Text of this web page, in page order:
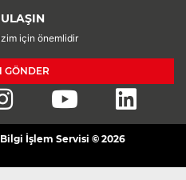
için önemlidir
GÖNDER
Bilgi İşlem Servisi © 2026